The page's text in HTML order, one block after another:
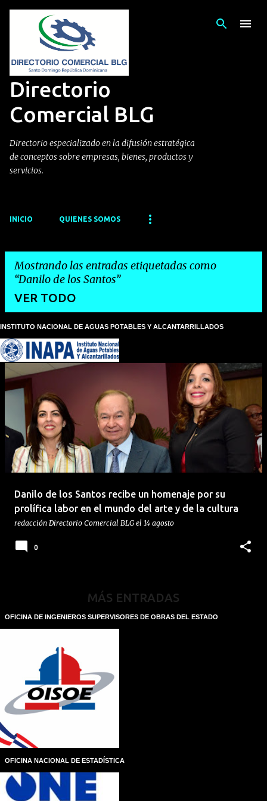
Directorio
Comercial BLG
Directorio especializado en la difusión estratégica
de conceptos sobre empresas, bienes, productos y
servicios.
INICIO QUIENES SOMOS
Mostrando las entradas etiquetadas como
Danilo de los Santos
VER TODO
n
t
r
INSTITUTO NACIONAL DE AGUAS POTABLES Y ALCANTARRILLADOS
Danilo de los Santos recibe un homenaje por su
prolífica labor en el mundo del arte y de la cultura
redacción Directorio Comercial BLG el 14 agosto
0
MÁS ENTRADAS
OFICINA DE INGENIEROS SUPERVISORES DE OBRAS DEL ESTADO
OFICINA NACIONAL DE ESTADÍSTICA